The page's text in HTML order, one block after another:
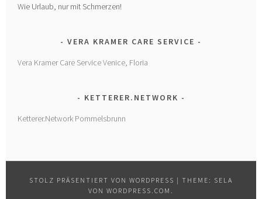
Wie Urlaub, nur mit Schmerzen!
VERA KRAMER CARE SERVICE
Vera Kramer Care Service Venice, Floria
KETTERER.NETWORK
Ketterer.Network Pommelsbrunn
STOLZ PRÄSENTIERT VON WORDPRESS | THEME: SELA
VON WORDPRESS.COM